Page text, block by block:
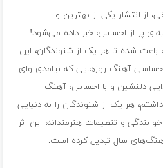
از انتشار یکی از بهترین و
پر از احساس، خبر داده می‌شود!
باعث شده تا هر یک از شنوندگان، این
آهنگ روزهایی که نیامدی وای
دلنشین و با احساس، آهنگ
هر یک از شنوندگان را به دنیایی
و تنظیمات هنرمندانه، این اثر
آهنگ‌های سال تبدیل کرده است.